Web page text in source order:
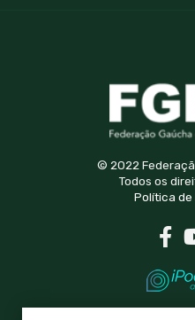
© 2022
Todos os
Política